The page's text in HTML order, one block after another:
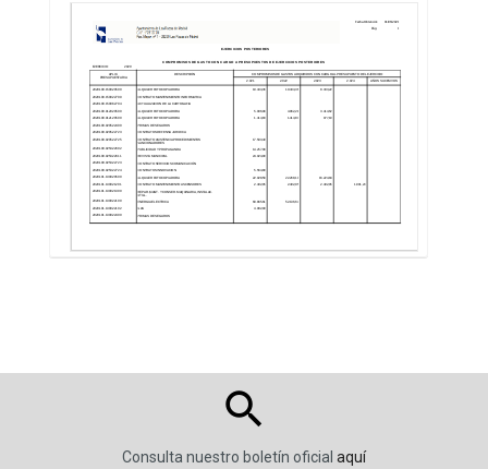
Consulta nuestro boletín oficial aquí